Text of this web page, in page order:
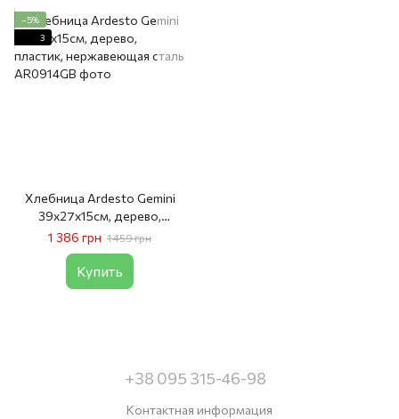
−5%
3
Хлебница Ardesto Gemini
39х27х15см, дерево,
пластик, нержавеющая сталь
1 386 грн 1 459 грн
Купить
+38 095 315-46-98
Контактная информация